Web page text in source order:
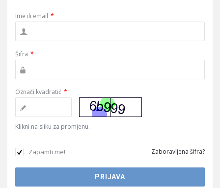
Ime ili email *
Šifra *
Označi kvadratić *
Klikni na sliku za promjenu.
Zapamti me! Zaboravljena šifra?